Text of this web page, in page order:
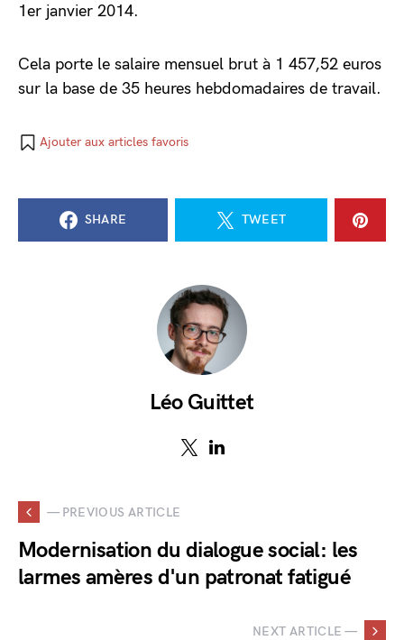
1er janvier 2014.
Cela porte le salaire mensuel brut à 1 457,52 euros
sur la base de 35 heures hebdomadaires de travail.
Ajouter aux articles favoris
SHARE TWEET
Léo Guittet
— PREVIOUS ARTICLE
Modernisation du dialogue social: les
larmes amères d'un patronat fatigué
NEXT ARTICLE —